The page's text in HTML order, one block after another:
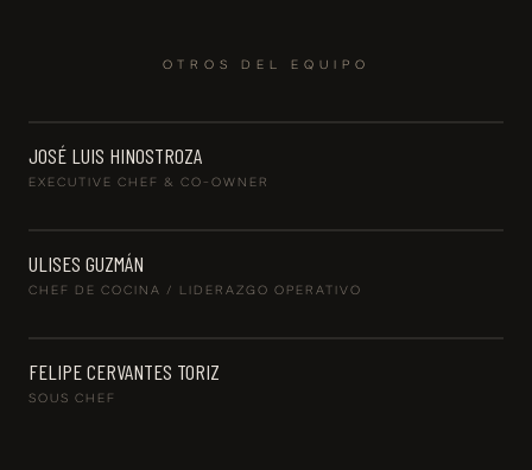
OTROS DEL EQUIPO
JOSÉ LUIS HINOSTROZA
EXECUTIVE CHEF & CO-OWNER
ULISES GUZMÁN
CHEF DE COCINA / LIDERAZGO OPERATIVO
FELIPE CERVANTES TORIZ
SOUS CHEF